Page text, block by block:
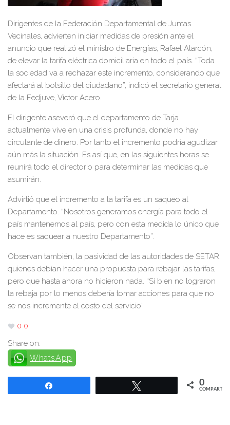
Dirigentes de la Federación Departamental de Juntas
Vecinales, advierten iniciar medidas de presión ante el
anuncio que realizó el ministro de Energías, Rafael Alarcón,
de elevar la tarifa eléctrica domiciliaria en todo el país. “Toda
la sociedad va a rechazar este incremento, considerando que
afectará al bolsillo del ciudadano”, indicó el secretario general
de la Fedjuve, Víctor Acero.
El dirigente aseveró que el departamento de Tarja
actualmente vive en una crisis profunda, donde no hay
circulante de dinero. Por tanto el incremento podría agudizar
aún más la situación. Es así que, en las siguientes horas se
reunirá todo el directorio para determinar las medidas que
asumirán.
Advirtió que el incremento a la tarifa es un saqueo al
Departamento. “Nosotros generamos energía para todo el
país mantenemos al país, pero con esta medida lo único que
hace es saquear a nuestro Departamento”.
Observan también, la pasividad de las autoridades de SETAR,
quienes debían hacer una propuesta para rebajar las tarifas,
pero que hasta ahora no hicieron nada. “Si bien no lograron
la rebaja por lo menos debería tomar acciones para que no
se nos incremente el costo del servicio”.
0 0
Share on:
WhatsApp
0
COMPARTIR